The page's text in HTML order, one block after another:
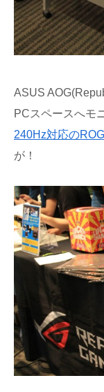
ASUS
PCスペースへモ
240Hz対応の
が！